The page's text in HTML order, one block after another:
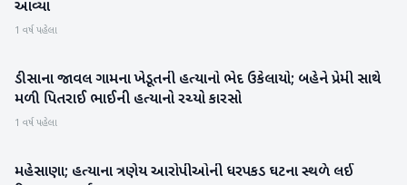
આવ્યા
1 વર્ષ પહેલા
બનાસકાંઠા
ડીસાના જાવલ ગામના ખેડૂતની હત્યાનો ભેદ ઉકેલાયો; બહેને પ્રેમી સાથે
મળી પિતરાઈ ભાઈની હત્યાનો રચ્યો કારસો
1 વર્ષ પહેલા
મહેસાણા
મહેસાણા; હત્યાના ત્રણેય આરોપીઓની ધરપકડ ઘટના સ્થળે લઈ